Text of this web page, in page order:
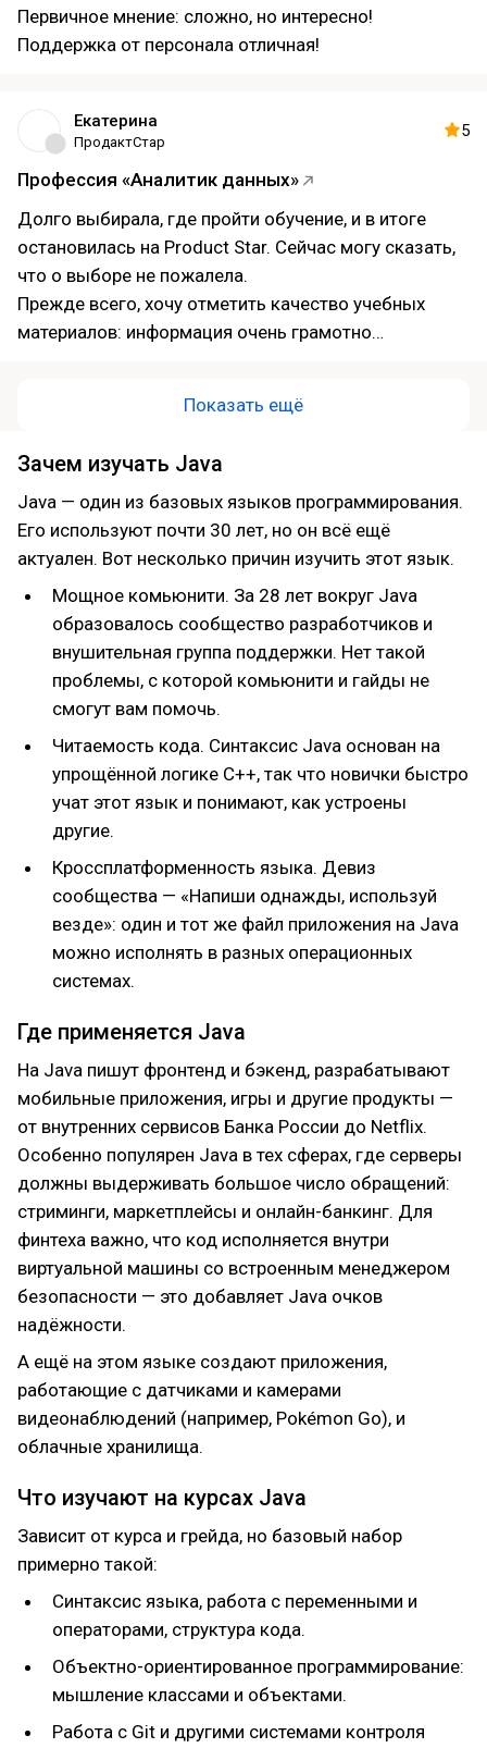
продукта продумать его выход на международные
рынки
Первичное мнение: сложно, но интересно!
Поддержка от персонала отличная!
Екатерина
ПродактСтар
5
Профессия «Аналитик данных»
Долго выбирала, где пройти обучение, и в итоге
остановилась на Product Star. Сейчас могу сказать,
что о выборе не пожалела.
Прежде всего, хочу отметить качество учебных
материалов: информация очень грамотно
порадовала работа службы поддержки и кураторов
процессе учебы не возникает ощущения
заброшенности.
Отдельно хочется поблагодарить команду HR. Их
помощь в карьерных вопросах и дельные советы
оказались очень кстати.
Показать ещё
Зачем изучать Java
Java — один из базовых языков программирования.
Его используют почти 30 лет, но он всё ещё
актуален. Вот несколько причин изучить этот язык.
Мощное комьюнити. За 28 лет вокруг Java
образовалось сообщество разработчиков и
внушительная группа поддержки. Нет такой
проблемы, с которой комьюнити и гайды не
смогут вам помочь.
Читаемость кода. Синтаксис Java основан на
упрощённой логике C++, так что новички быстро
учат этот язык и понимают, как устроены
другие.
Кроссплатформенность языка. Девиз
сообщества — «Напиши однажды, используй
везде»: один и тот же файл приложения на Java
можно исполнять в разных операционных
системах.
Где применяется Java
На Java пишут фронтенд и бэкенд, разрабатывают
мобильные приложения, игры и другие продукты —
от внутренних сервисов Банка России до Netflix.
Особенно популярен Java в тех сферах, где серверы
должны выдерживать большое число обращений:
стриминги, маркетплейсы и онлайн-банкинг. Для
финтеха важно, что код исполняется внутри
виртуальной машины со встроенным менеджером
безопасности — это добавляет Java очков
надёжности.
А ещё на этом языке создают приложения,
работающие с датчиками и камерами
видеонаблюдений (например, Pokémon Go), и
облачные хранилища.
Что изучают на курсах Java
Зависит от курса и грейда, но базовый набор
примерно такой:
Синтаксис языка, работа с переменными и
операторами, структура кода.
Объектно-ориентированное программирование:
мышление классами и объектами.
Работа с Git и другими системами контроля